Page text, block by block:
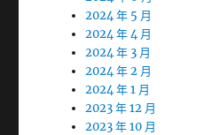
2024 年 5 月
2024 年 4 月
2024 年 3 月
2024 年 2 月
2024 年 1 月
2023 年 12 月
2023 年 10 月